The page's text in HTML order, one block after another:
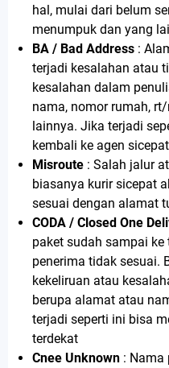
hal, mulai dari belum
menumpuk dan yang
BA / Bad Address :
terjadi kesalahan atau
kesalahan dalam
nama, nomor rumah,
lainnya. Jika terjadi
kembali ke agen
Misroute : Salah jalur
biasanya kurir sicepat
sesuai dengan alamat
CODA / Closed One
paket sudah sampai
penerima tidak sesuai.
kekeliruan atau
berupa alamat atau
terjadi seperti ini bisa
terdekat
Cnee Unknown : Nama